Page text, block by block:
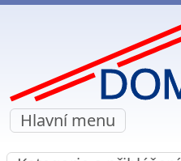
Hlavní menu